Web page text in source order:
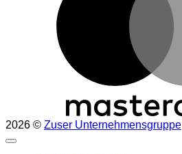
2026 © Zuser Unternehmensgruppe